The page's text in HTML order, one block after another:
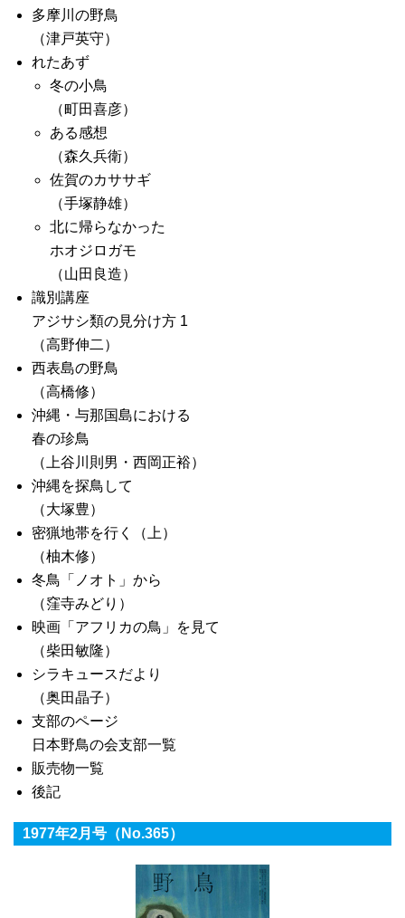
多摩川の野鳥
（津戸英守）
れたあず
冬の小鳥
（町田喜彦）
ある感想
（森久兵衛）
佐賀のカササギ
（手塚静雄）
北に帰らなかった
ホオジロガモ
（山田良造）
識別講座
アジサシ類の見分け方 1
（高野伸二）
西表島の野鳥
（高橋修）
沖縄・与那国島における
春の珍鳥
（上谷川則男・西岡正裕）
沖縄を探鳥して
（大塚豊）
密猟地帯を行く（上）
（柚木修）
冬鳥「ノオト」から
（窪寺みどり）
映画「アフリカの鳥」を見て
（柴田敏隆）
シラキュースだより
（奥田晶子）
支部のページ
日本野鳥の会支部一覧
販売物一覧
後記
1977年2月号（No.365）